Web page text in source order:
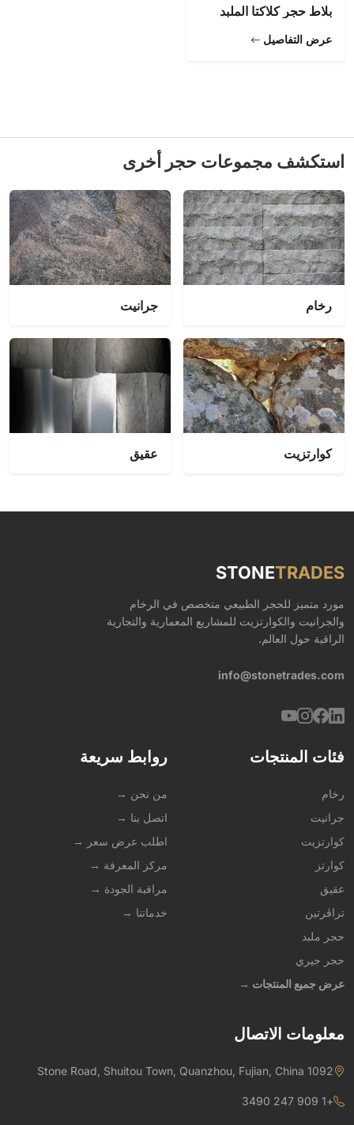
بلاط حجر كلاكتا الملبد
عرض التفاصيل
استكشف مجموعات حجر أخرى
رخام جرانيت
كوارتزيت عقيق
STONETRADES
مورد متميز للحجر الطبيعي متخصص في الرخام
والجرانيت والكوارتزيت للمشاريع المعمارية والتجارية
الراقية حول العالم.
info@stonetrades.com
فئات المنتجات
رخام
جرانيت
كوارتزيت
كوارتز
عقيق
تراڤرتين
حجر ملبد
حجر جيري
عرض جميع المنتجات →
روابط سريعة
من نحن →
اتصل بنا →
اطلب عرض سعر →
مركز المعرفة →
مراقبة الجودة →
خدماتنا →
معلومات الاتصال
1092 Stone Road, Shuitou Town, Quanzhou, Fujian, China
+1 909 247 3490